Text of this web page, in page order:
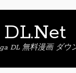
DL.Net
DL 無料漫画 ダウ